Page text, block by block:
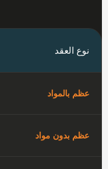
نوع العقد
عظم بالمواد
عظم بدون مواد